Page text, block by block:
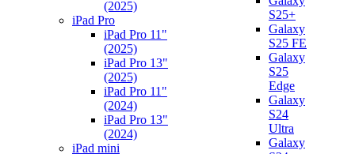
(2025)
iPad Pro
iPad Pro 11"
(2025)
iPad Pro 13"
(2025)
iPad Pro 11"
(2024)
iPad Pro 13"
(2024)
iPad mini
S25+
Galaxy
S25 FE
Galaxy
S25
Edge
Galaxy
S24
Ultra
Galaxy